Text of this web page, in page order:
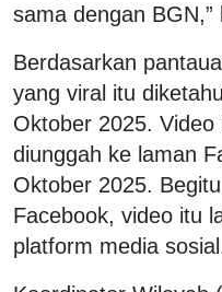
sama dengan BGN,”
Berdasarkan
yang viral itu
Oktober 2025.
diunggah ke laman
Oktober 2025.
Facebook, video itu
platform media